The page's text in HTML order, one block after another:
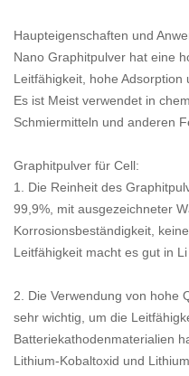
Haupteigenschaften und
Nano Graphitpulver hat eine
Leitfähigkeit, hohe Adsorption
Es ist Meist verwendet in
Schmiermitteln und anderen
Graphitpulver für Cell:
1. Die Reinheit des
99,9%, mit ausgezeichneter
Korrosionsbeständigkeit,
Leitfähigkeit macht es gut in Li
2. Die Verwendung von hohe
sehr wichtig, um die
Batteriekathodenmaterialien
Lithium-Kobaltoxid und